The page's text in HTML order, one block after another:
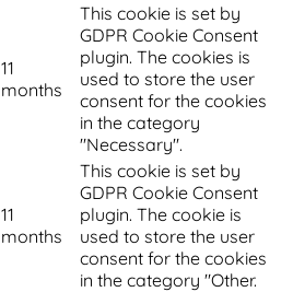
11
months
This cookie is set by
GDPR Cookie Consent
plugin. The cookies is
used to store the user
consent for the cookies
in the category
"Necessary".
11
months
This cookie is set by
GDPR Cookie Consent
plugin. The cookie is
used to store the user
consent for the cookies
in the category "Other.